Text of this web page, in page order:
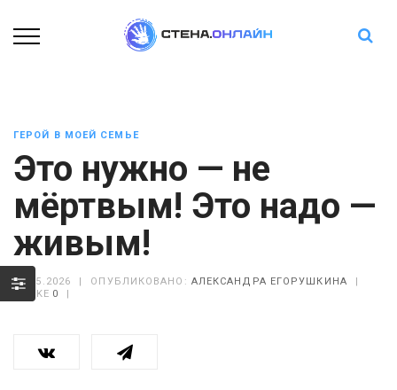
ГЕРОЙ В МОЕЙ СЕМЬЕ
Это нужно — не
мёртвым! Это надо —
живым!
07.05.2026 ОПУБЛИКОВАНО: АЛЕКСАНДРА ЕГОРУШКИНА
LIKE 0